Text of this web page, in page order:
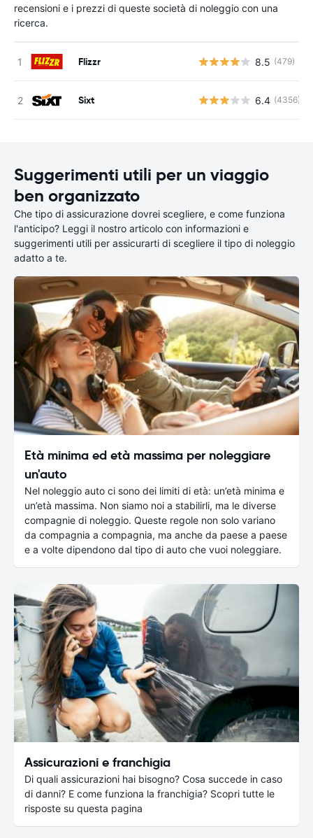
recensioni e i prezzi di queste società di noleggio con una
ricerca.
Flizzr 8.5 (479)
Sixt 6.4 (4356)
Suggerimenti utili per un viaggio
ben organizzato
Che tipo di assicurazione dovrei scegliere, e come funziona
l'anticipo? Leggi il nostro articolo con informazioni e
suggerimenti utili per assicurarti di scegliere il tipo di noleggio
adatto a te.
Età minima ed età massima per noleggiare
un'auto
Nel noleggio auto ci sono dei limiti di età: un’età minima e
un’età massima. Non siamo noi a stabilirli, ma le diverse
compagnie di noleggio. Queste regole non solo variano
da compagnia a compagnia, ma anche da paese a paese
e a volte dipendono dal tipo di auto che vuoi noleggiare.
Assicurazioni e franchigia
Di quali assicurazioni hai bisogno? Cosa succede in caso
di danni? E come funziona la franchigia? Scopri tutte le
risposte su questa pagina